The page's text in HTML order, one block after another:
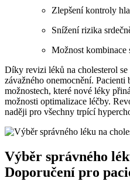
Zlepšení kontroly
Snížení rizika
Možnost
Díky revizi léků na cholesterol
závažného onemocnění. Pacienti
možnostech, které nové léky
možnosti optimalizace léčby.
naději pro všechny trpící
Výběr správného
Doporučení pro